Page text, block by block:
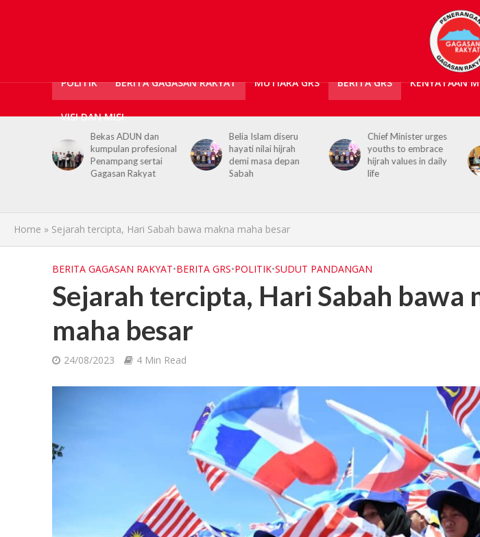
POLITIK BERITA GAGASAN RAKYAT MUTIARA GRS BERITA GRS KENYATAAN
VISI DAN MISI
profesional
sertai
Belia Islam diseru
hayati nilai hijrah
demi masa depan
Sabah
Chief Minister urges
youths to embrace
hijrah values in daily
Tiada kes
sejak Januari
perkembangan
ESS Zone wajar
Home » Sejarah tercipta, Hari Sabah bawa makna maha besar
BERITA GAGASAN RAKYAT•BERITA GRS•POLITIK•SUDUT PANDANGAN
Sejarah tercipta, Hari Sabah bawa
maha besar
24/08/2023 4 Min Read